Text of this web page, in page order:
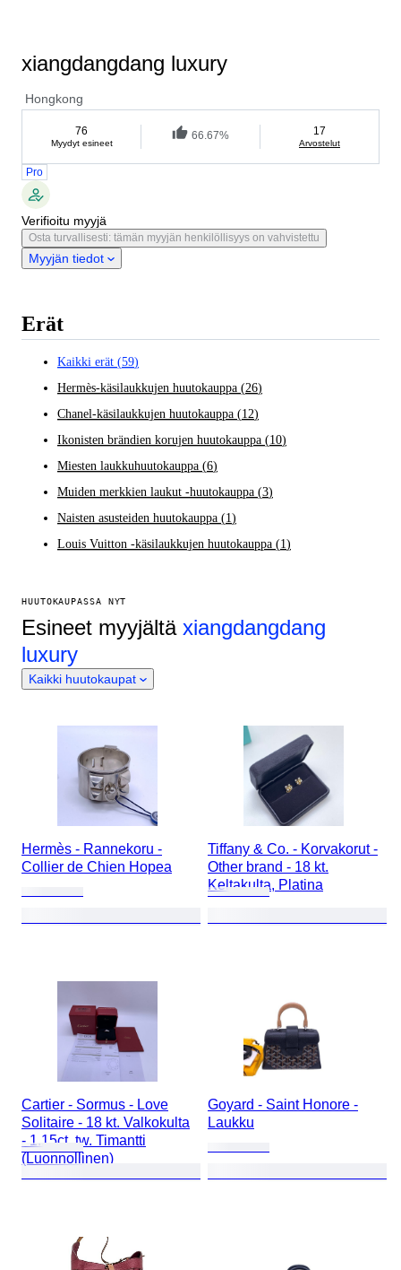
xiangdangdang luxury
Hongkong
76
Myydyt esineet
66.67% 17
Arvostelut
Pro
Verifioitu myyjä
Osta turvallisesti: tämän myyjän henkilöllisyys on vahvistettu
Myyjän tiedot
Erät
Kaikki erät (59)
Hermès-käsilaukkujen huutokauppa (26)
Chanel-käsilaukkujen huutokauppa (12)
Ikonisten brändien korujen huutokauppa (10)
Miesten laukkuhuutokauppa (6)
Muiden merkkien laukut -huutokauppa (3)
Naisten asusteiden huutokauppa (1)
Louis Vuitton -käsilaukkujen huutokauppa (1)
HUUTOKAUPASSA NYT
Esineet myyjältä xiangdangdang
luxury
Kaikki huutokaupat
Hermès - Rannekoru -
Collier de Chien Hopea
Tiffany & Co. - Korvakorut -
Other brand - 18 kt.
Keltakulta, Platina
Cartier - Sormus - Love
Solitaire - 18 kt. Valkokulta
- 1.15ct. tw. Timantti
(Luonnollinen)
Goyard - Saint Honore -
Laukku